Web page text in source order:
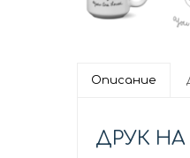
Описание
ДРУК НА